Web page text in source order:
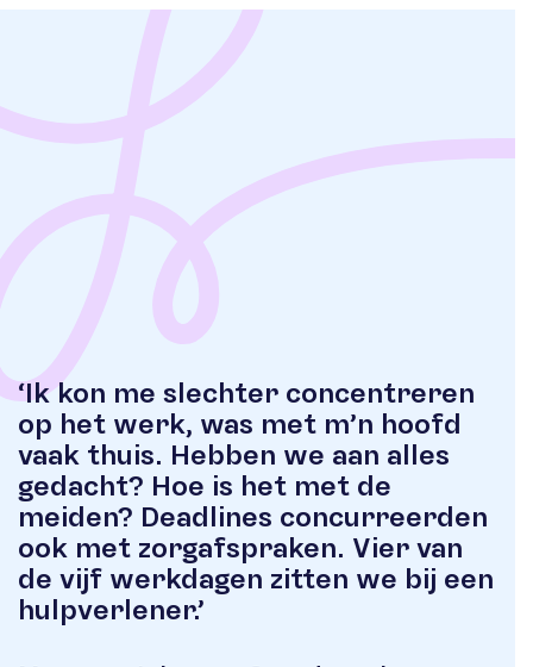
‘Ik kon me slechter concentreren
op het werk, was met m’n hoofd
vaak thuis. Hebben we aan alles
gedacht? Hoe is het met de
meiden? Deadlines concurreerden
ook met zorgafspraken. Vier van
de vijf werkdagen zitten we bij een
hulpverlener.’